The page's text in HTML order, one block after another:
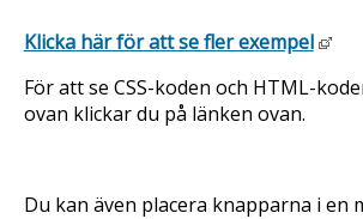
Klicka här för att se fler exempel
För att se CSS-koden och HTML-
ovan klickar du på länken ovan.
Du kan även placera knapparna i en